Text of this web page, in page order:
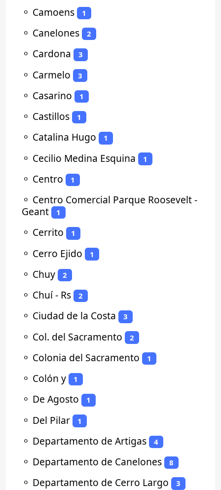
⚬ Camoens 1
⚬ Canelones 2
⚬ Cardona 3
⚬ Carmelo 3
⚬ Casarino 1
⚬ Castillos 1
⚬ Catalina Hugo 1
⚬ Cecilio Medina Esquina 1
⚬ Centro 1
⚬ Centro Comercial Parque Roosevelt -
Geant
1
⚬ Cerrito 1
⚬ Cerro Ejido 1
⚬ Chuy 2
⚬ Chuí - Rs 2
⚬ Ciudad de la Costa 3
⚬ Col. del Sacramento 2
⚬ Colonia del Sacramento 1
⚬ Colón y 1
⚬ De Agosto 1
⚬ Del Pilar 1
⚬ Departamento de Artigas 4
⚬ Departamento de Canelones 8
⚬ Departamento de Cerro Largo 3